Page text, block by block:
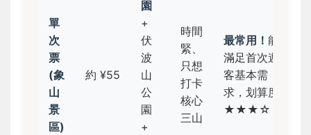
單
次
票
(象
山
景
區)
約 ¥55
園
+
伏
波
山
公
園
+
時間
緊、
只想
打卡
核心
三山
最常用！ 能
滿足首次遊
客基本需
求，划算度
★★★☆